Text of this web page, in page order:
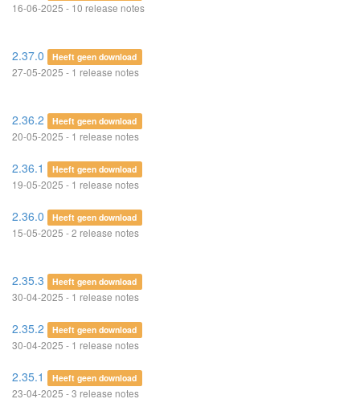
16-06-2025 - 10 release notes
2.37.0 Heeft geen download
27-05-2025 - 1 release notes
2.36.2 Heeft geen download
20-05-2025 - 1 release notes
2.36.1 Heeft geen download
19-05-2025 - 1 release notes
2.36.0 Heeft geen download
15-05-2025 - 2 release notes
2.35.3 Heeft geen download
30-04-2025 - 1 release notes
2.35.2 Heeft geen download
30-04-2025 - 1 release notes
2.35.1 Heeft geen download
23-04-2025 - 3 release notes